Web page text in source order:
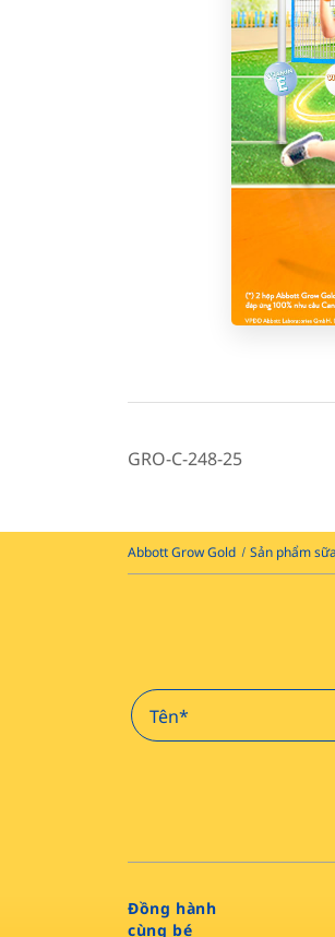
GRO-C-248-25
Abbott Grow Gold Sản phẩm
Đồng hành
cùng bé